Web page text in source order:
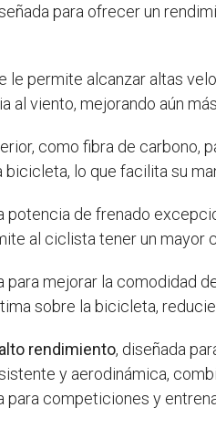
para ofrecer un
permite alcanzar altas
viento, mejorando aún
como fibra de carbono,
lo que facilita su
de frenado
al ciclista tener un
mejorar la comodidad
sobre la bicicleta,
rendimiento, diseñada
y aerodinámica,
competiciones y